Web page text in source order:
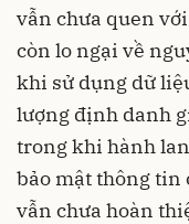
vẫn chưa quen
còn lo ngại về
khi sử dụng dữ
lượng định danh
trong khi hành
bảo mật thông tin
vẫn chưa hoàn